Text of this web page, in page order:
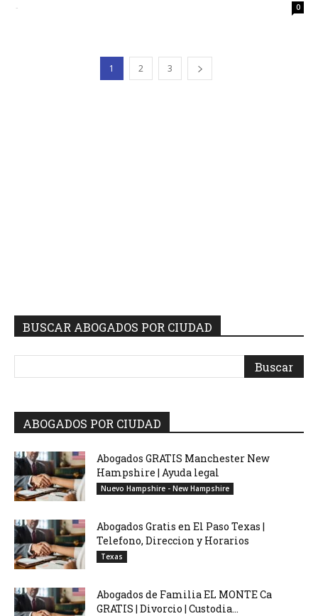
- 0
1 2 3
BUSCAR ABOGADOS POR CIUDAD
ABOGADOS POR CIUDAD
Abogados GRATIS Manchester New
Hampshire | Ayuda legal
Nuevo Hampshire - New Hampshire
Abogados Gratis en El Paso Texas |
Telefono, Direccion y Horarios
Texas
Abogados de Familia EL MONTE Ca
GRATIS | Divorcio | Custodia...